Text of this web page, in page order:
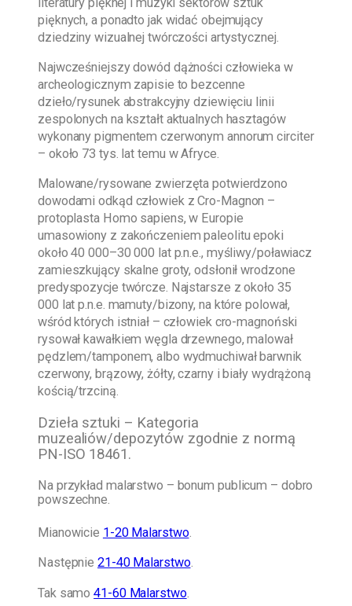
pięknych, a ponadto jak widać obejmujący
dziedziny wizualnej twórczości artystycznej.
Najwcześniejszy dowód dążności człowieka w
archeologicznym zapisie to bezcenne
dzieło/rysunek abstrakcyjny dziewięciu linii
zespolonych na kształt aktualnych hasztagów
wykonany pigmentem czerwonym annorum circiter
– około 73 tys. lat temu w Afryce.
Malowane/rysowane zwierzęta potwierdzono
dowodami odkąd człowiek z Cro-Magnon –
protoplasta Homo sapiens, w Europie
umasowiony z zakończeniem paleolitu epoki
około 40 000–30 000 lat p.n.e., myśliwy/poławiacz
zamieszkujący skalne groty, odsłonił wrodzone
predyspozycje twórcze. Najstarsze z około 35
000 lat p.n.e. mamuty/bizony, na które polował,
wśród których istniał – człowiek cro-magnoński
rysował kawałkiem węgla drzewnego, malował
pędzlem/tamponem, albo wydmuchiwał barwnik
czerwony, brązowy, żółty, czarny i biały wydrążoną
kością/trzciną.
Dzieła sztuki – Kategoria
muzealiów/depozytów zgodnie z normą
PN-ISO 18461.
Na przykład malarstwo – bonum publicum – dobro
powszechne.
Mianowicie 1-20 Malarstwo.
Następnie 21-40 Malarstwo.
Tak samo41-60 Malarstwo.